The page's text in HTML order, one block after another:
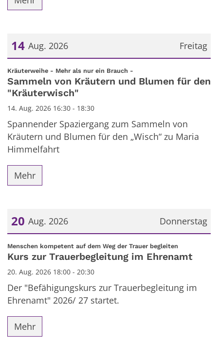
Freitag
14 Aug. 2026
Datum: 14. August 2026
Kräuterweihe - Mehr als nur ein Brauch -
Sammeln von Kräutern und Blumen für den
"Kräuterwisch"
14. Aug. 2026 16:30 - 18:30
Spannender Spaziergang zum Sammeln von
Kräutern und Blumen für den „Wisch“ zu Maria
Himmelfahrt
Mehr
Donnerstag
20 Aug. 2026
Datum: 20. August 2026
Menschen kompetent auf dem Weg der Trauer begleiten
Kurs zur Trauerbegleitung im Ehrenamt
20. Aug. 2026 18:00 - 20:30
Der "Befähigungskurs zur Trauerbegleitung im
Ehrenamt" 2026/ 27 startet.
Mehr